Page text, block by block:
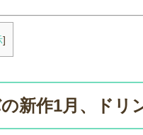
]
新作1月、ドリ